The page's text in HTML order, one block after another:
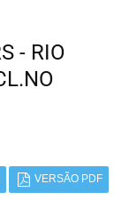
- RIO
VERSÃO PDF